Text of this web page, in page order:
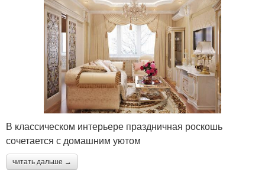
В классическом интерьере праздничная роскошь
сочетается с домашним уютом
читать дальше →